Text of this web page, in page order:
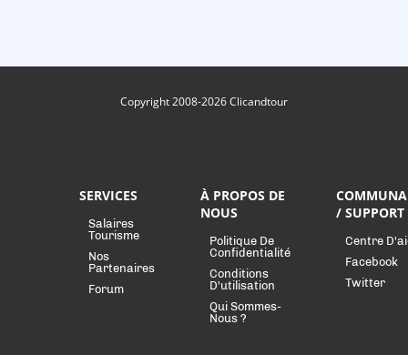
Copyright 2008-2026 Clicandtour
SERVICES
Salaires
Tourisme
Nos
Partenaires
Forum
À PROPOS DE
NOUS
Politique De
Confidentialité
Conditions
D'utilisation
Qui Sommes-
Nous ?
/ SUPPORT
Centre
Facebook
Twitter